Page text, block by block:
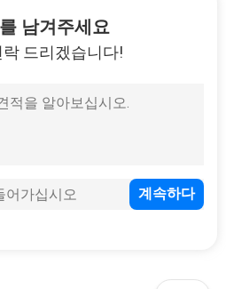
남겨주세요
드리겠습니다!